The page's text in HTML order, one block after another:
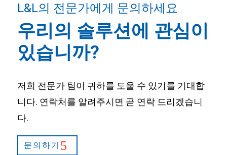
L&L의 전문가에게 문의하세요
우리의 솔루션에 관심이
있습니까?
저희 전문가 팀이 귀하를 도울 수 있기를 기대합
니다. 연락처를 알려주시면 곧 연락 드리겠습니
다.
문의하기